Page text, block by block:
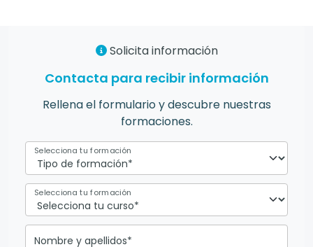
Solicita información
Contacta para recibir información
Rellena el formulario y descubre nuestras
formaciones.
Selecciona tu formación
Selecciona tu formación
Nombre y apellidos*